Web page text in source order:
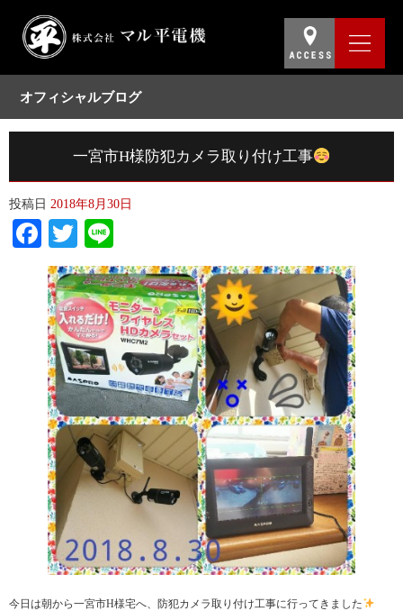
オフィシャルブログ
一宮市H様防犯カメラ取り付け工事
投稿日 2018年8月30日
Facebook
Twitter
今日は朝から一宮市H様宅へ、防犯カメラ取り付け工事に行ってきました